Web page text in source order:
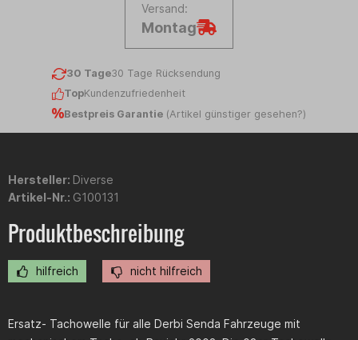
Versand:
Montag
30 Tage30 Tage Rücksendung
TopKundenzufriedenheit
Bestpreis Garantie (Artikel günstiger gesehen?)
Hersteller: Diverse
Artikel-Nr.: G100131
Produktbeschreibung
hilfreich nicht hilfreich
Ersatz- Tachowelle für alle Derbi Senda Fahrzeuge mit